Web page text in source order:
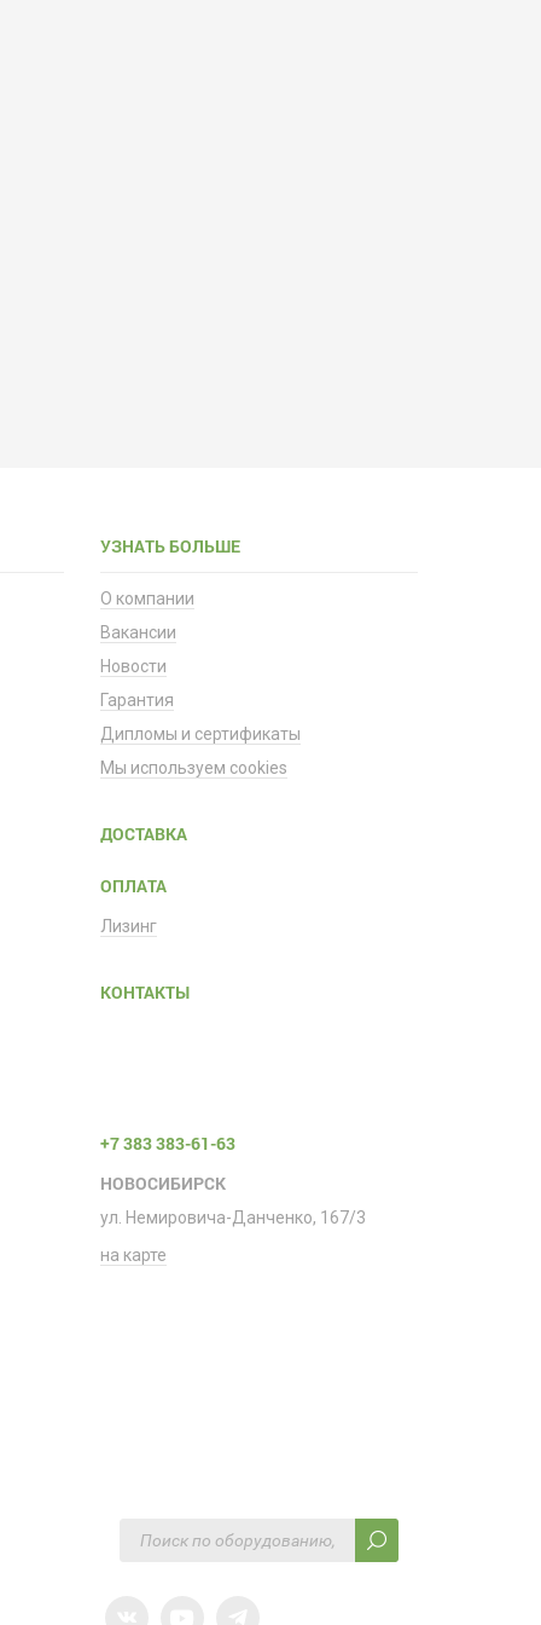
УЗНАТЬ БОЛЬШЕ
О компании
Вакансии
Новости
Гарантия
Дипломы и сертификаты
Мы используем cookies
ДОСТАВКА
ОПЛАТА
Лизинг
КОНТАКТЫ
+7 383 383-61-63
НОВОСИБИРСК
ул. Немировича-Данченко, 167/3
на карте